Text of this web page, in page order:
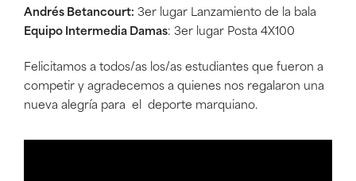
Andrés Betancourt: 3er lugar Lanzamiento de la bala
Equipo Intermedia Damas: 3er lugar Posta 4X100
Felicitamos a todos/as los/as estudiantes que fueron a
competir y agradecemos a quienes nos regalaron una
nueva alegría para el deporte marquiano.